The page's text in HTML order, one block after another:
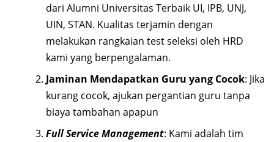
dari Alumni Universitas Terbaik UI, IPB, UNJ,
UIN, STAN. Kualitas terjamin dengan
melakukan rangkaian test seleksi oleh HRD
kami yang berpengalaman.
Jaminan Mendapatkan Guru yang Cocok: Jika
kurang cocok, ajukan pergantian guru tanpa
biaya tambahan apapun
Full Service Management: Kami adalah tim